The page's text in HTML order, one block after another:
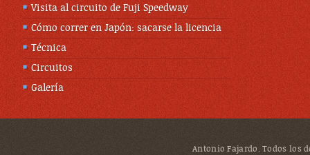
Visita al circuito de Fuji Speedway
Cómo correr en Japón: sacarse la licencia
Técnica
Circuitos
Galería
Antonio Fajardo. Todos los